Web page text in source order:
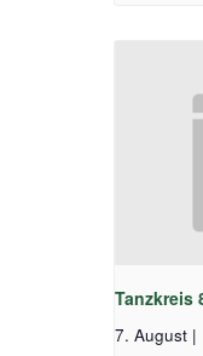
Tanzkreis
7. August |